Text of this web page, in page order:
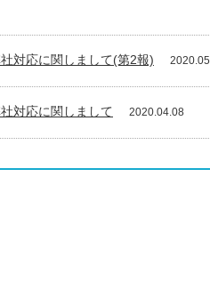
対応に関しまして(第2報)
対応に関しまして 2020.04.08